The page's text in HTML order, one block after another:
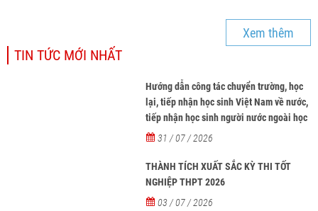
Xem thêm
TIN TỨC MỚI NHẤT
Hướng dẫn công tác chuyển trường, học
lại, tiếp nhận học sinh Việt Nam về nước,
tiếp nhận học sinh người nước ngoài học
tại các trường từ năm học 2026-2027
31 / 07 / 2026
THÀNH TÍCH XUẤT SẮC KỲ THI TỐT
NGHIỆP THPT 2026
03 / 07 / 2026